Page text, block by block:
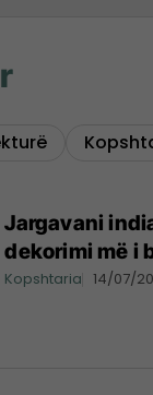
Jargavani
dekorimi më i
Kopshtaria 14/07/